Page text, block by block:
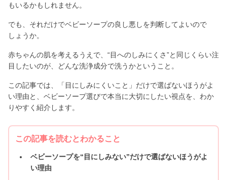
もいるかもしれません。
でも、それだけでベビーソープの良し悪しを判断してよいので
しょうか。
赤ちゃんの肌を考えるうえで、“目へのしみにくさ”と同じくらい注
目したいのが、どんな洗浄成分で洗うかということ。
この記事では、「目にしみにくいこと」だけで選ばないほうがよ
い理由と、ベビーソープ選びで本当に大切にしたい視点を、わか
りやすく紹介します。
この記事を読むとわかること
ベビーソープを“目にしみない”だけで選ばないほうがよ
い理由